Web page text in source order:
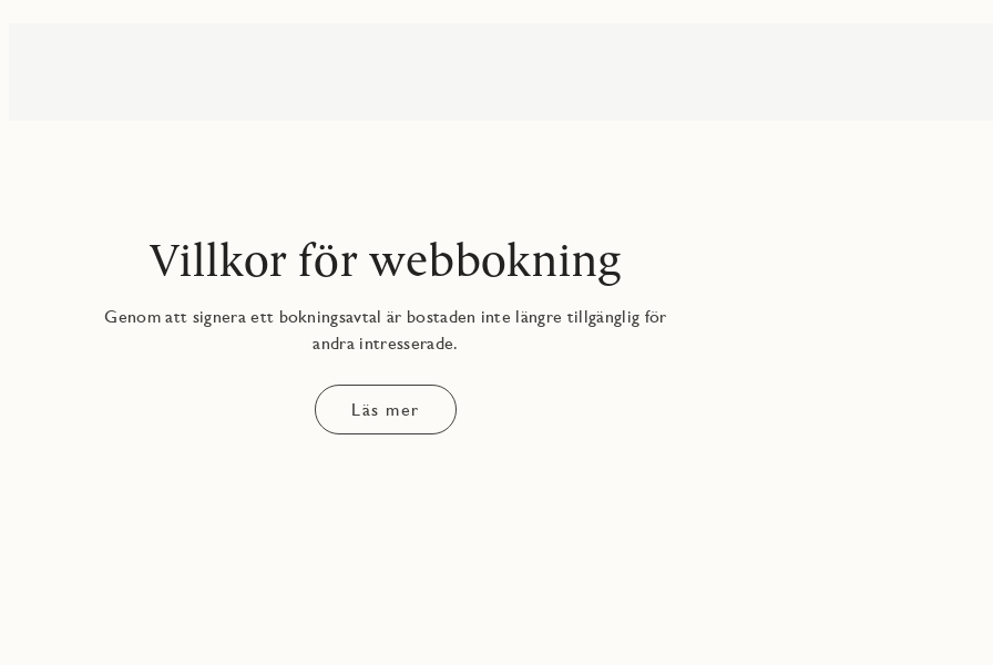
Villkor för webbokning
Genom att signera ett bokningsavtal är bostaden inte längre tillgänglig för
andra intresserade.
Läs mer